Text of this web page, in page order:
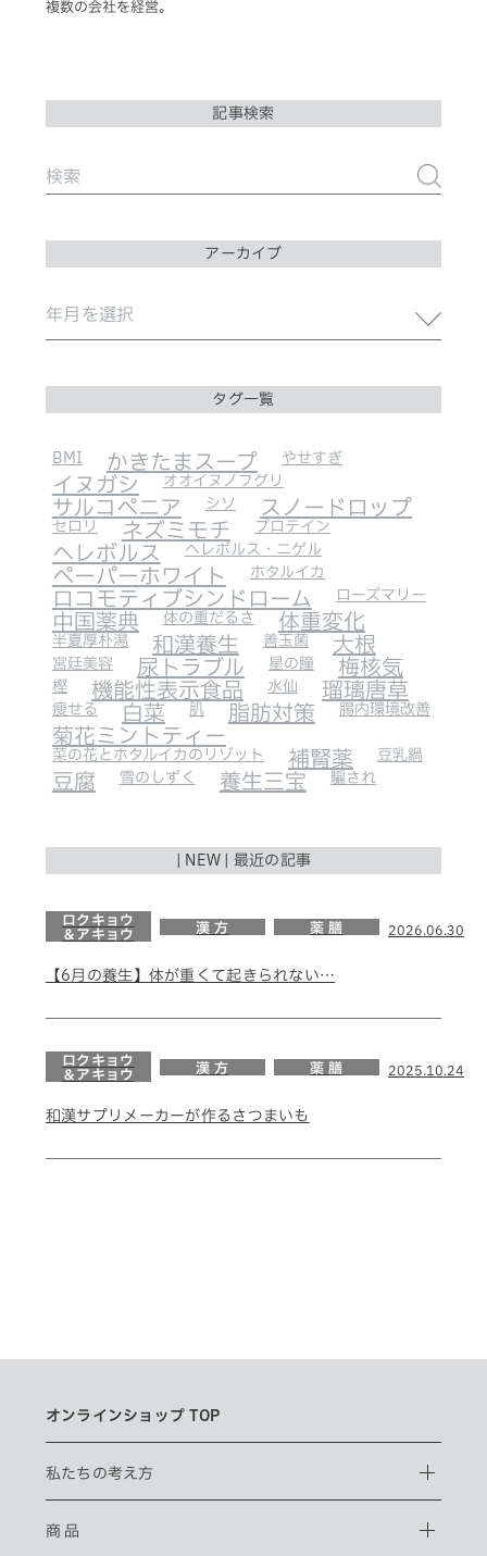
複数の会社を経営。
記事検索
アーカイブ
タグ一覧
BMI かきたまスープ やせすぎ
イヌガシ オオイヌノフグリ
サルコペニア シソ スノードロップ
セロリ ネズミモチ プロテイン
ヘレボルス ヘレボルス・ニゲル
ペーパーホワイト ホタルイカ
ロコモティブシンドローム ローズマリー
中国薬典 体の重だるさ 体重変化
半夏厚朴湯 和漢養生 善玉菌 大根
宮廷美容 尿トラブル 星の瞳 梅核気
樫 機能性表示食品 水仙 瑠璃唐草
瘦せる 白菜 肌 脂肪対策 腸内環境改善
菊花ミントティー
菜の花とホタルイカのリゾット 補腎薬 豆乳鍋
豆腐 雪のしずく 養生三宝 騙され
| NEW | 最近の記事
ロクキョウ
＆アキョウ
漢 方 薬 膳 2026.06.30
【6月の養生】体が重くて起きられない…
ロクキョウ
＆アキョウ
漢 方 薬 膳 2025.10.24
和漢サプリメーカーが作るさつまいも
オンラインショップ TOP
私たちの考え方
商 品